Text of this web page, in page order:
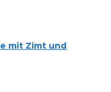
mit Zimt und